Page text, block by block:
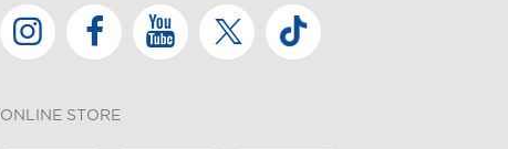
ONLINE STORE